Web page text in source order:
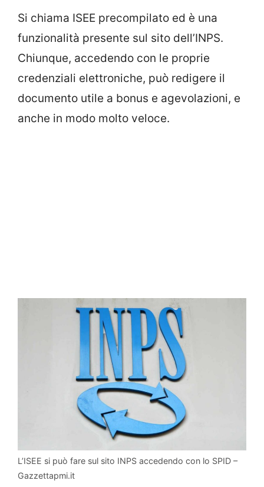
Si chiama ISEE precompilato ed è una
funzionalità presente sul sito dell’INPS.
Chiunque, accedendo con le proprie
credenziali elettroniche, può redigere il
documento utile a bonus e agevolazioni, e
anche in modo molto veloce.
L’ISEE si può fare sul sito INPS accedendo con lo SPID –
Gazzettapmi.it